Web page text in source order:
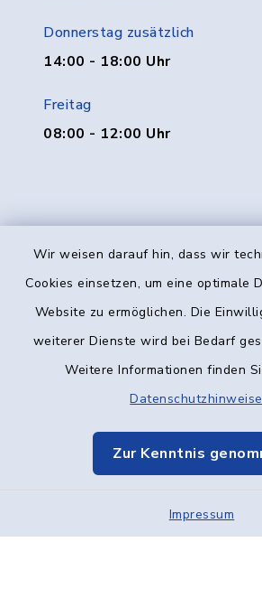
Wir weisen darauf hin, dass wir
Cookies einsetzen, um eine optimale
Website zu ermöglichen. Die
weiterer Dienste wird bei Bedarf
Weitere Informationen finden
Zur Kenntnis
Impressum
Donnerstag zusätzlich
14:00 - 18:00 Uhr
Freitag
08:00 - 12:00 Uhr
Kontakt
Datenschutz
Elektronische
Sitemap